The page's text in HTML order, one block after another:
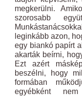
megkerülni.
szorosabb
leginkább azon,
egy biankó papírt
akarták beírni,
Ezt azért
beszélni, hogy
formában
egyébként